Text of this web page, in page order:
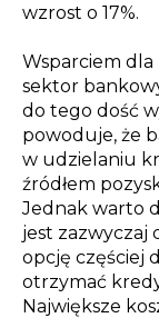
wzrost o 17%.
Wsparciem
sektor
do tego dość
powoduje, że
w udzielaniu
źródłem
Jednak warto
jest zazwyczaj
opcję częściej
otrzymać
Największe